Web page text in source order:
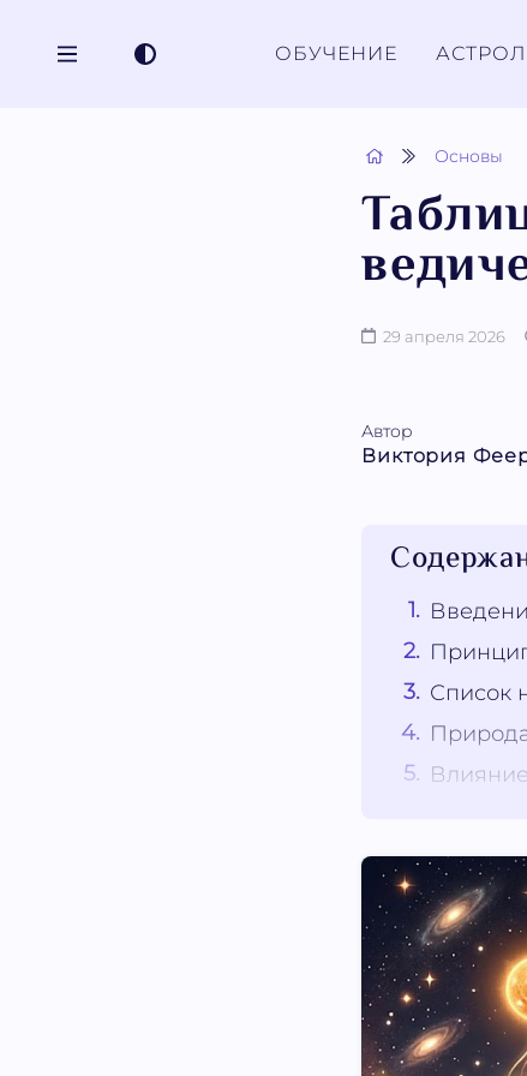
ОБУЧЕНИЕ
Основы
29 апреля 2026
Автор
Виктория
Список